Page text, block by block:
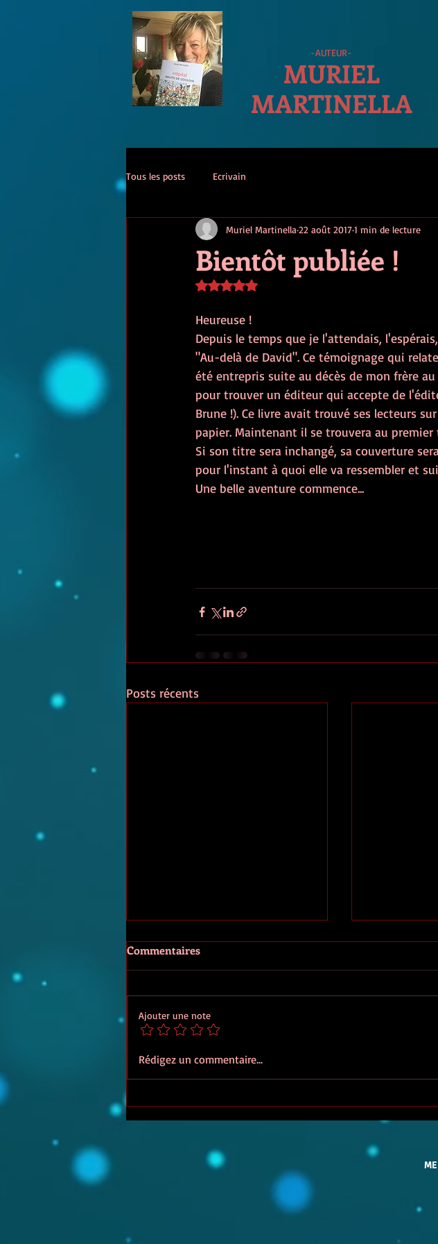
-AUTEUR-
MURIEL
MARTINELLA
Tous les posts Ecrivain
Bientôt publiée !
Muriel Martinella 22 août 20171 min de lecture
Noté NaN étoiles sur 5.
Heureuse !
Depuis le temps que je l'attendais,
"Au-delà de David". Ce témoignage qui
été entrepris suite au décès de mon frère
pour trouver un éditeur qui accepte de
Brune !). Ce livre avait trouvé ses lecteurs
papier. Maintenant il se trouvera au
Si son titre sera inchangé, sa couverture
pour l'instant à quoi elle va ressembler et
Une belle aventure commence...
Posts récents
Suiza, de Bénédicte Belpois
Commentaires
Ajouter une note
Rédigez un commentaire...